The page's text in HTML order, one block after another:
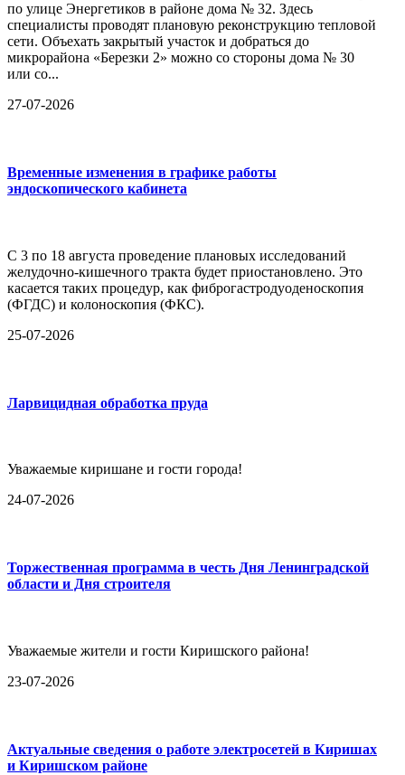
по улице Энергетиков в районе дома № 32. Здесь
специалисты проводят плановую реконструкцию тепловой
сети. Объехать закрытый участок и добраться до
микрорайона «Березки 2» можно со стороны дома № 30
или со...
27-07-2026
Временные изменения в графике работы
эндоскопического кабинета
С 3 по 18 августа проведение плановых исследований
желудочно-кишечного тракта будет приостановлено. Это
касается таких процедур, как фиброгастродуоденоскопия
(ФГДС) и колоноскопия (ФКС).
25-07-2026
Ларвицидная обработка пруда
Уважаемые киришане и гости города!
24-07-2026
Торжественная программа в честь Дня Ленинградской
области и Дня строителя
Уважаемые жители и гости Киришского района!
23-07-2026
Актуальные сведения о работе электросетей в Киришах
и Киришском районе